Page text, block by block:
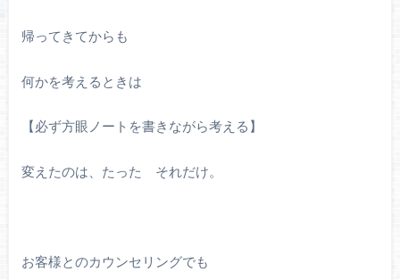
帰ってきてからも
何かを考えるときは
【必ず方眼ノートを書きながら考える】
変えたのは、たった それだけ。
お客様とのカウンセリングでも